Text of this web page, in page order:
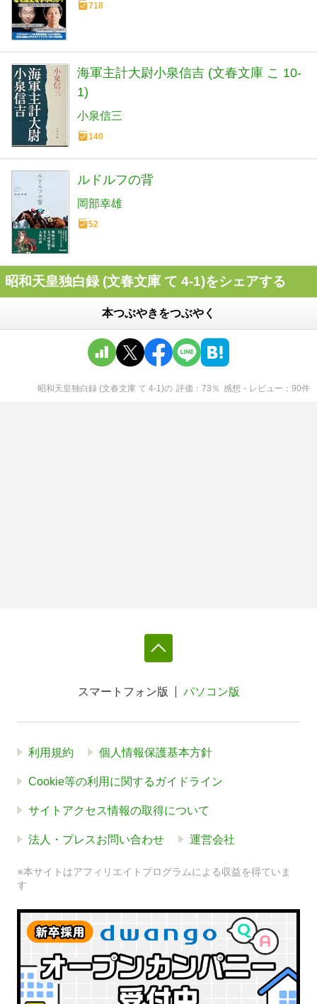
718
海軍主計大尉小泉信吉 (文春文庫 こ 10-
1)
小泉信三
140
ルドルフの背
岡部幸雄
52
昭和天皇独白録 (文春文庫 て 4-1)をシェアする
本つぶやきをつぶやく
昭和天皇独白録 (文春文庫 て 4-1)の 評価 73 ％ 感想・レビュー 90件
スマートフォン版 パソコン版
利用規約 個人情報保護基本方針
Cookie等の利用に関するガイドライン
サイトアクセス情報の取得について
法人・プレスお問い合わせ 運営会社
※本サイトはアフィリエイトプログラムによる収益を得ていま
す